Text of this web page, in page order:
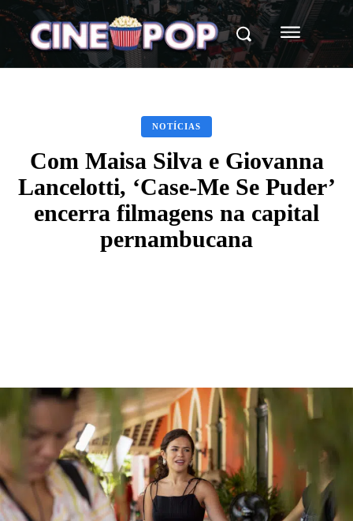
NOTÍCIAS
Com Maisa Silva e Giovanna
Lancelotti, ‘Case-Me Se Puder’
encerra filmagens na capital
pernambucana